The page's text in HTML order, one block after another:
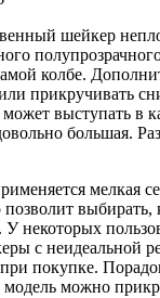
шейкер
колбе.
прикручивать
выступать в
большая.
мелкая
выбирать,
У некоторых
с неидеальной
покупке.
модель можно